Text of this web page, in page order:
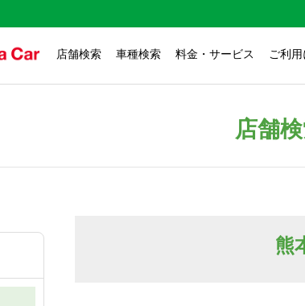
店舗検索 車種検索 料金・サービス ご利
店舗
熊